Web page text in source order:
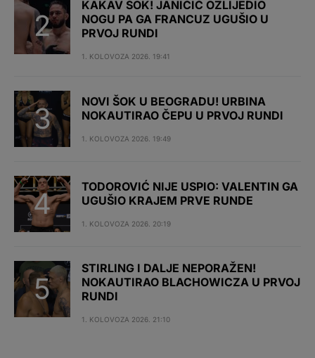
KAKAV ŠOK! JANIČIĆ OZLIJEDIO
NOGU PA GA FRANCUZ UGUŠIO U
PRVOJ RUNDI
1. KOLOVOZA 2026. 19:41
NOVI ŠOK U BEOGRADU! URBINA
NOKAUTIRAO ČEPU U PRVOJ RUNDI
1. KOLOVOZA 2026. 19:49
TODOROVIĆ NIJE USPIO: VALENTIN GA
UGUŠIO KRAJEM PRVE RUNDE
1. KOLOVOZA 2026. 20:19
STIRLING I DALJE NEPORAŽEN!
NOKAUTIRAO BLACHOWICZA U PRVOJ
RUNDI
1. KOLOVOZA 2026. 21:10